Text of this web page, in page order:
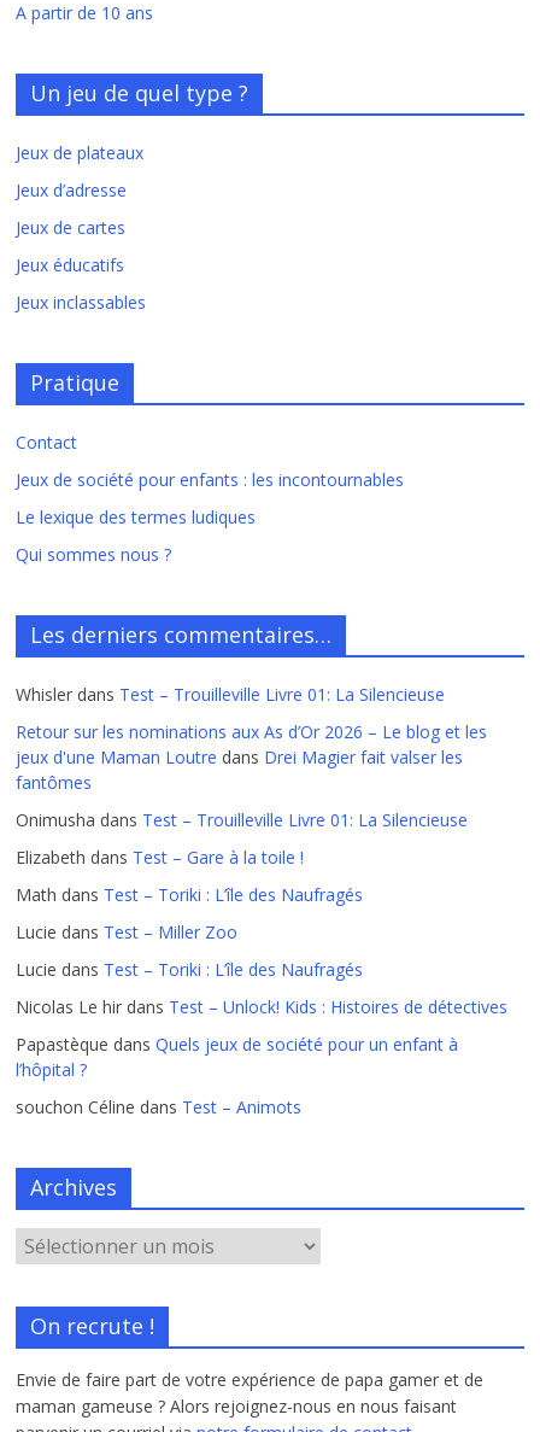
A partir de 10 ans
Un jeu de quel type ?
Jeux de plateaux
Jeux d’adresse
Jeux de cartes
Jeux éducatifs
Jeux inclassables
Pratique
Contact
Jeux de société pour enfants : les incontournables
Le lexique des termes ludiques
Qui sommes nous ?
Les derniers commentaires…
Whisler dans Test – Trouilleville Livre 01: La Silencieuse
Retour sur les nominations aux As d’Or 2026 – Le blog et les
jeux d'une Maman Loutre dans Drei Magier fait valser les
fantômes
Onimusha dans Test – Trouilleville Livre 01: La Silencieuse
Elizabeth dans Test – Gare à la toile !
Math dans Test – Toriki : L’île des Naufragés
Lucie dans Test – Miller Zoo
Lucie dans Test – Toriki : L’île des Naufragés
Nicolas Le hir dans Test – Unlock! Kids : Histoires de détectives
Papastèque dansQuels jeux de société pour un enfant à
l’hôpital ?
souchon Céline dans Test – Animots
Archives
On recrute !
Envie de faire part de votre expérience de papa gamer et de
maman gameuse ? Alors rejoignez-nous en nous faisant